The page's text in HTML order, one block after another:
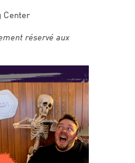
Center
réservé aux